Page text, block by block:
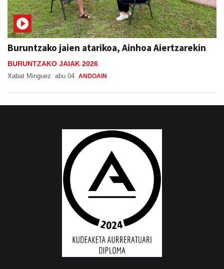
Buruntzako jaien atarikoa, Ainhoa Aiertzarekin
BURUNTZAKO JAIAK 2026
Xabat Minguez abu 04 ANDOAIN